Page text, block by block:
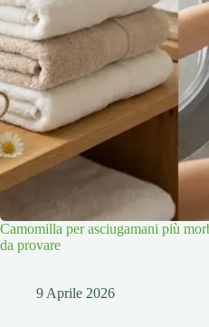
Camomilla per asciugamani più
da provare
9 Aprile 2026